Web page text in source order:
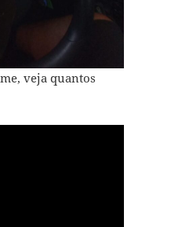
veja quantos